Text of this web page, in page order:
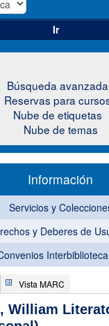
Ir
Búsqueda avanzada
Reservas para
Nube de etiquetas
Nube de temas
Información
Servicios y
y Deberes de
Vista MARC
William